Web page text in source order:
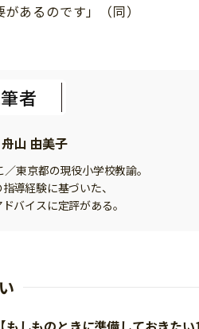
あるのです」（同）
者
山 由美子
東京都の現役小学校教諭。
導経験に基づいた、
バイスに定評がある。